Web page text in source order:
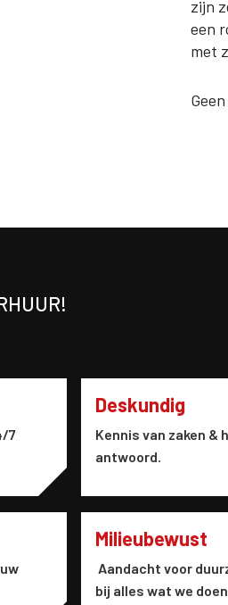
zijn
een
met
7
Deskundig
Kennis van zaken &
antwoord.
Milieubewust
Aandacht voor
bij alles wat we